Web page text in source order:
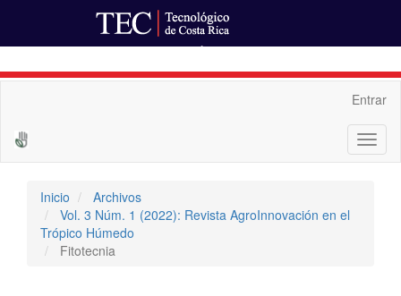
Barra
Entrar
Inicio
Archivos
Vol. 3 Núm. 1 (2022): Revista AgroInnovación en el
Trópico Húmedo
Fitotecnia